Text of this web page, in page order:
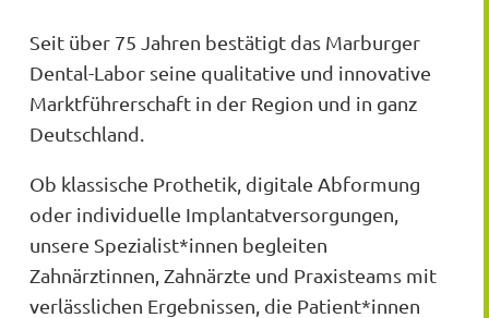
Seit über 75 Jahren bestätigt das Marburger
Dental-Labor seine qualitative und innovative
Marktführerschaft in der Region und in ganz
Deutschland.
Ob klassische Prothetik, digitale Abformung
oder individuelle Implantatversorgungen,
unsere Spezialist*innen begleiten
Zahnärztinnen, Zahnärzte und Praxisteams mit
verlässlichen Ergebnissen, die Patient*innen